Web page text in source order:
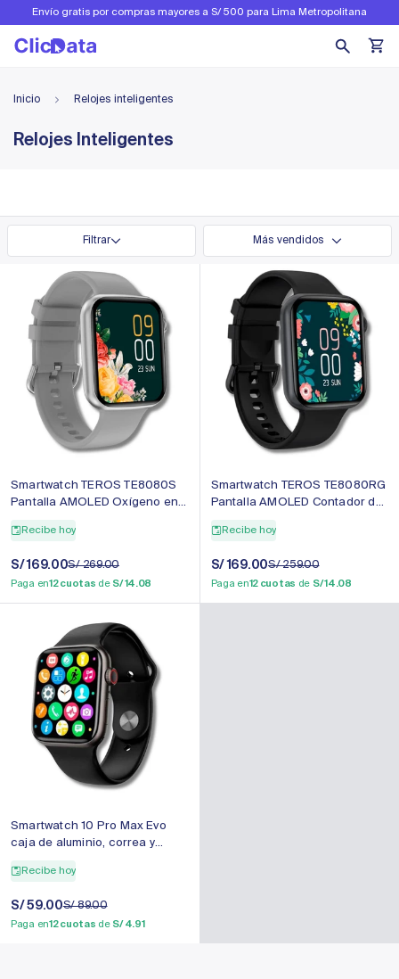
Envío gratis por compras mayores a S/ 500 para Lima Metropolitana
Inicio Relojes inteligentes
Relojes Inteligentes
Filtrar Más vendidos
Smartwatch TEROS TE8080S
Pantalla AMOLED Oxígeno en
Recibe hoy
Precio
de
venta
S/ 169.00
Precio
regular
S/ 269.00
Paga en12 cuotas de S/ 14.08
Smartwatch TEROS TE8080RG
Pantalla AMOLED Contador de
Recibe hoy
Precio
de
venta
S/ 169.00
Precio
regular
S/ 259.00
Paga en12 cuotas de S/ 14.08
Smartwatch 10 Pro Max Evo
caja de aluminio, correa y
Recibe hoy
Precio
de
venta
S/ 59.00
Precio
regular
S/ 89.00
Paga en12 cuotas de S/ 4.91